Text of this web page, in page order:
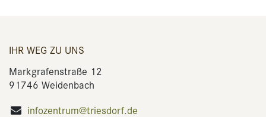
IHR WEG ZU UNS
Markgrafenstraße 12
91746 Weidenbach
infozentrum@triesdorf.de